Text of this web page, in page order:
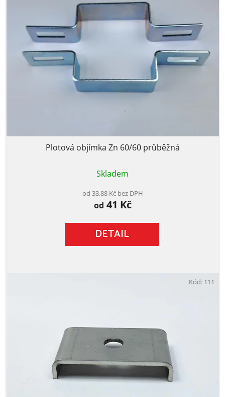
Plotová objímka Zn 60/60 průběžná
hodnocení
je
5,0
5
hvězdiček.
Skladem
od 33,88 Kč bez DPH
od 41 Kč
DETAIL
Kód: 111